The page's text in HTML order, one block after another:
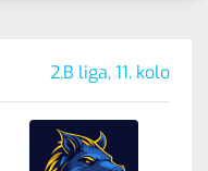
2.B liga, 11. kolo